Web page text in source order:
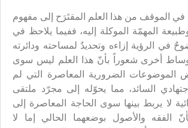
الموقف من هذا العلم المقتَرَح إلى مفهوم
المهمّة الموكلة إليه، ففيما يلاحظ في
في الرؤية إزاءه وتحديدٌ لمساحته ودائرته
أخرى شعوراً بأنّ هذا العلم ليس سوى
الموضوعات الضرورية المعاصرة التي لم
السائد، مما يحوّله إلى مجرّد ملتقى
لا يربط بينها سوى الحاجة المعاصرة إلى
بأنّ الفقه والأصول بوضعهما الحالي إما لا